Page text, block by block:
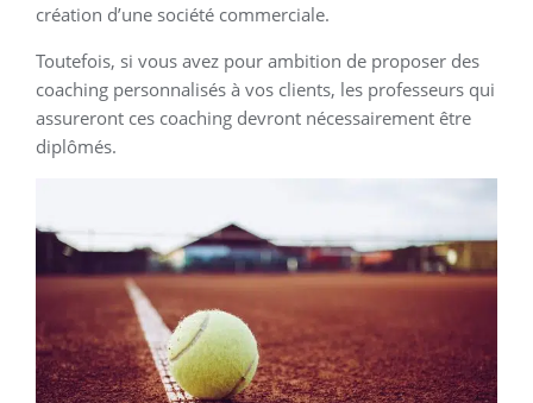
création d’une société commerciale.
Toutefois, si vous avez pour ambition de proposer des
coaching personnalisés à vos clients, les professeurs qui
assureront ces coaching devront nécessairement être
diplômés.